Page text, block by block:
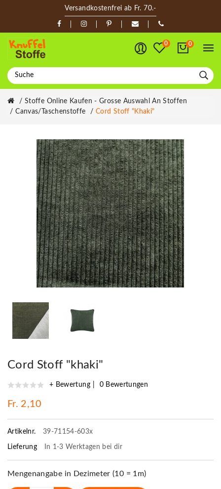
Versandkostenfrei ab Fr. 70.-
0 0
Stoffe Online Kaufen - Grosse Auswahl An Stoffen
Canvas/Taschenstoffe
Cord Stoff "khaki"
Cord Stoff "khaki"
+ Bewertung 0 Bewertungen
Fr. 2,10
Artikelnr. 39-71154-603x
Lieferung In 1-3 Werktagen bei dir
Mengenangabe in Dezimeter (10 = 1m)